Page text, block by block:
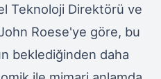
Teknoloji Direktörü ve
Roese'ye göre, bu
beklediğinden daha